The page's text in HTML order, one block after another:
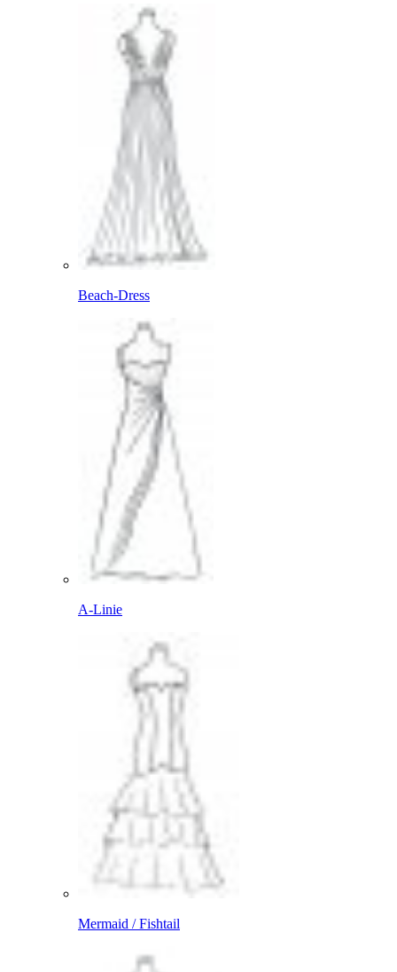
Beach-Dress
A-Linie
Mermaid / Fishtail